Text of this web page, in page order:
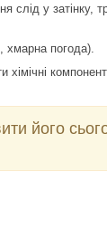
слід у затінку,
хмарна погода).
його